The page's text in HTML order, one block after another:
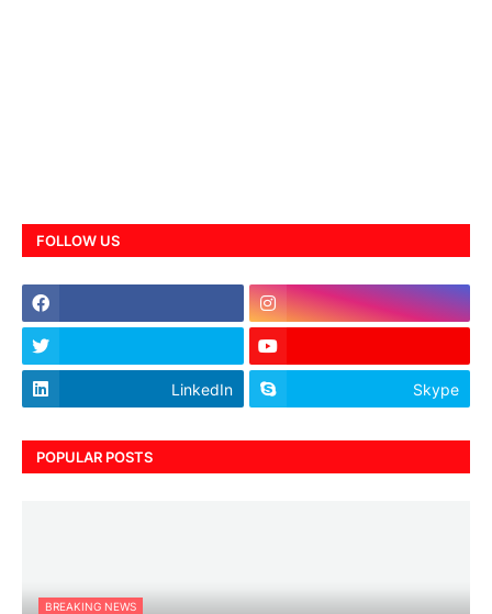
FOLLOW US
LinkedIn Skype
POPULAR POSTS
BREAKING NEWS